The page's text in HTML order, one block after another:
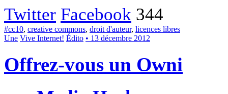
Twitter Facebook 344
#cc10, creative commons, droit d'auteur, licences libres
Une Vive Internet! Édito • 13 décembre 2012
Offrez-vous un Owni